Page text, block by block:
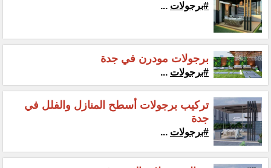
#برجولات ...
برجولات مودرن في جدة
#برجولات ...
تركيب برجولات أسطح المنازل والفلل في
جدة
#برجولات ...